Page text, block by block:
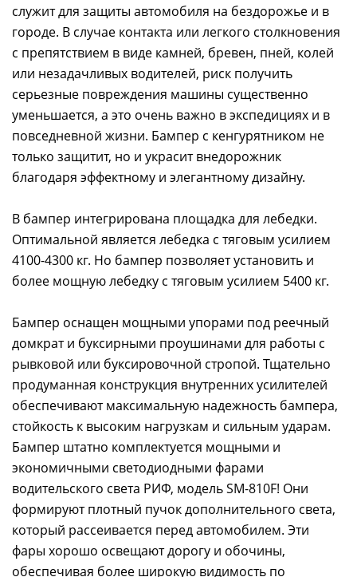
служит для защиты автомобиля на бездорожье и в
городе. В случае контакта или легкого столкновения
с препятствием в виде камней, бревен, пней, колей
или незадачливых водителей, риск получить
серьезные повреждения машины существенно
уменьшается, а это очень важно в экспедициях и в
повседневной жизни. Бампер с кенгурятником не
только защитит, но и украсит внедорожник
благодаря эффектному и элегантному дизайну.
В бампер интегрирована площадка для лебедки.
Оптимальной является лебедка с тяговым усилием
4100-4300 кг. Но бампер позволяет установить и
более мощную лебедку с тяговым усилием 5400 кг.
Бампер оснащен мощными упорами под реечный
домкрат и буксирными проушинами для работы с
рывковой или буксировочной стропой. Тщательно
продуманная конструкция внутренних усилителей
обеспечивают максимальную надежность бампера,
стойкость к высоким нагрузкам и сильным ударам.
Бампер штатно комплектуется мощными и
экономичными светодиодными фарами
водительского света РИФ, модель SM-810F! Они
формируют плотный пучок дополнительного света,
который рассеивается перед автомобилем. Эти
фары хорошо освещают дорогу и обочины,
обеспечивая более широкую видимость по